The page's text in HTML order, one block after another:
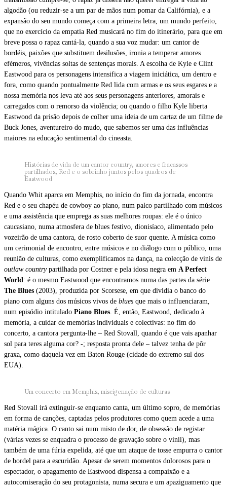
algodão (ou reduzir-se a um par de mãos num pomar da Califórnia), e a
expansão do seu mundo começa com a primeira letra, um mundo perfeito,
que no exercício da empatia Red musicará no fim do itinerário, para que em
breve possa o rapaz cantá-la, quando a sua voz mudar: um cantor de
bordéis, paixões que substituem desilusões, ironia a temperar amores
efémeros, vivências soltas de sentenças morais. A escolha de Kyle e Clint
Eastwood para os personagens intensifica a viagem iniciática, um dentro e
fora, como quando pontualmente Red lida com armas e os seus esgares e a
nossa memória nos leva até aos seus personagens anteriores, amorais e
carregados com o remorso da violência; ou quando o filho Kyle liberta
Eastwood da prisão depois de colher uma ideia de um cartaz de um filme de
Buck Jones, aventureiro do mudo, que sabemos ser uma das influências
maiores na educação sentimental do cineasta.
Histórias de vida de um cantor country, amores e fracassos
partilhados, Red e o sobrinho juntos pelos quadros de
Eastwood
Quando Whit aparca em Memphis, no início do fim da jornada, encontra
Red e o seu chapéu de cowboy ao piano, num palco partilhado com músicos
e uma assistência que emprega as suas melhores roupas: ele é o único
caucasiano, numa atmosfera de blues festivo, dionisíaco, alimentado pelo
vozeirão de uma cantora, de rosto coberto de suor quente. A música como
um cerimonial de encontro, entre músicos e no diálogo com o público, uma
reunião de culturas, como exemplificamos na dança, na colecção de vinis de
outlaw countrypartilhada por Costner e pela idosa negra em A Perfect
World : é o mesmo Eastwood que encontramos numa das partes da série
The Blues (2003), produzida por Scorsese, em que dividia o banco do
piano com alguns dos músicos vivos de blues que mais o influenciaram,
num episódio intitulado Piano Blues . É, então, Eastwood, dedicado à
memória, a cuidar de memórias individuais e colectivas: no fim do
concerto, a cantora pergunta-lhe – Red Stovall, quando é que vais apanhar
sol para teres alguma cor? -; resposta pronta dele – talvez tenha de pôr
graxa, como daquela vez em Baton Rouge (cidade do extremo sul dos
EUA).
Um concerto em Memphis, miscigenação de culturas
Red Stovall irá extinguir-se enquanto canta, um último sopro, de memórias
em forma de canções, captadas pelos produtores como quem acede a uma
matéria mágica. O canto sai num misto de dor, de obsessão de registar
(várias vezes se enquadra o processo de gravação sobre o vinil), mas
também de uma fúria expelida, até que um ataque de tosse empurra o cantor
de bordel para a escuridão. Apesar de serem momentos dolorosos para o
espectador, o apagamento de Eastwood dispensa a compaixão e a
autocomiseração do seu protagonista, numa secura e um apaziguamento que